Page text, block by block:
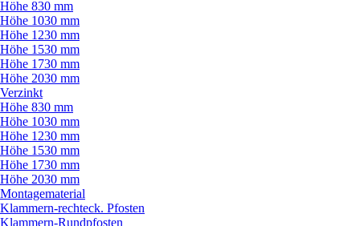
Höhe 830 mm
Höhe 1030 mm
Höhe 1230 mm
Höhe 1530 mm
Höhe 1730 mm
Höhe 2030 mm
Verzinkt
Höhe 830 mm
Höhe 1030 mm
Höhe 1230 mm
Höhe 1530 mm
Höhe 1730 mm
Höhe 2030 mm
Montagematerial
Klammern-rechteck. Pfosten
Klammern-Rundpfosten